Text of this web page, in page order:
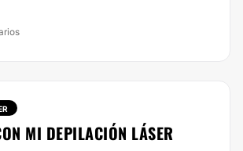
MI DEPILACIÓN LÁSER